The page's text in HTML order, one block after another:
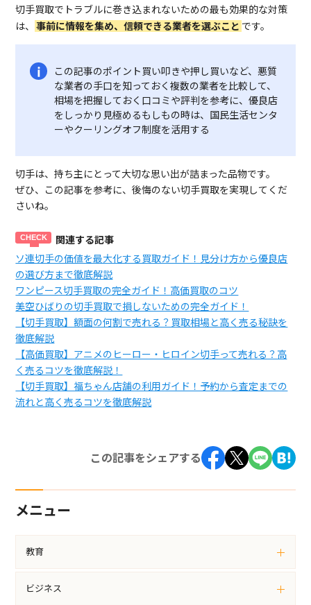
切手買取でトラブルに巻き込まれないための最も効果的な対策
は、
事前に情報を集め、信頼できる業者を選ぶこと です。
この記事のポイント買い叩きや押し買いなど、悪質
な業者の手口を知っておく複数の業者を比較して、
相場を把握しておく口コミや評判を参考に、優良店
をしっかり見極めるもしもの時は、国民生活センタ
ーやクーリングオフ制度を活用する
切手は、持ち主にとって大切な思い出が詰まった品物です。
ぜひ、この記事を参考に、後悔のない切手買取を実現してくだ
さいね。
関連する記事
ソ連切手の価値を最大化する買取ガイド！見分け方から優良店
の選び方まで徹底解説
ワンピース切手買取の完全ガイド！高価買取のコツ
美空ひばりの切手買取で損しないための完全ガイド！
【切手買取】額面の何割で売れる？買取相場と高く売る秘訣を
徹底解説
【高価買取】アニメのヒーロー・ヒロイン切手って売れる？高
く売るコツを徹底解説！
【切手買取】福ちゃん店舗の利用ガイド！予約から査定までの
流れと高く売るコツを徹底解説
この記事をシェアする
メニュー
教育
ビジネス